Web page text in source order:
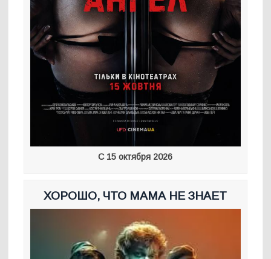
С 15 октября 2026
ХОРОШО, ЧТО МАМА НЕ ЗНАЕТ